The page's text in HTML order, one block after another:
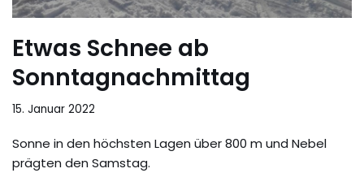
Etwas Schnee ab
Sonntagnachmittag
15. Januar 2022
Sonne in den höchsten Lagen über 800 m und Nebel
prägten den Samstag.